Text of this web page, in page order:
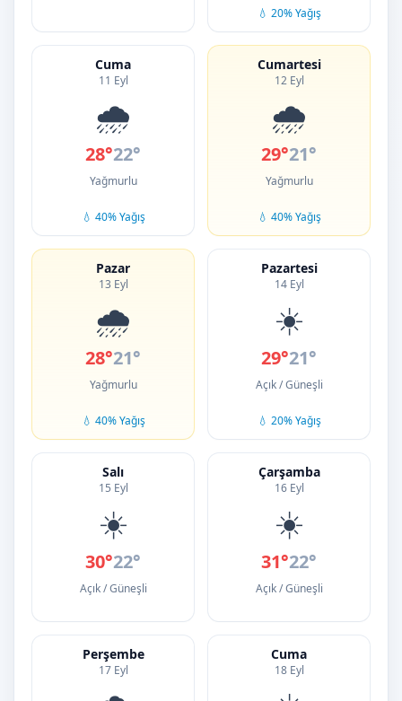
💧 20% Yağış
Cuma
11 Eyl
🌧️
28°22°
Yağmurlu
💧 40% Yağış
Cumartesi
12 Eyl
🌧️
29°21°
Yağmurlu
💧 40% Yağış
Pazar
13 Eyl
🌧️
28°21°
Yağmurlu
💧 40% Yağış
Pazartesi
14 Eyl
☀️
29°21°
Açık / Güneşli
💧 20% Yağış
Salı
15 Eyl
☀️
30°22°
Açık / Güneşli
Çarşamba
16 Eyl
☀️
31°22°
Açık / Güneşli
Perşembe
17 Eyl
Cuma
18 Eyl